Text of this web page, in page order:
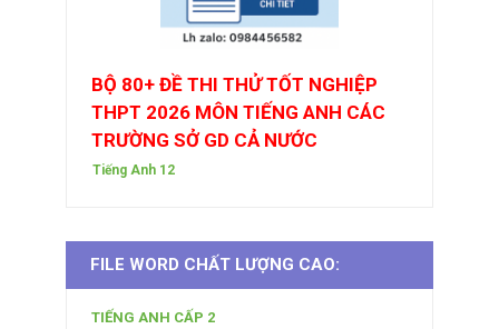
BỘ 80+ ĐỀ THI THỬ TỐT NGHIỆP
THPT 2026 MÔN TIẾNG ANH CÁC
TRƯỜNG SỞ GD CẢ NƯỚC
Tiếng Anh 12
FILE WORD CHẤT LƯỢNG CAO:
TIẾNG ANH CẤP 2